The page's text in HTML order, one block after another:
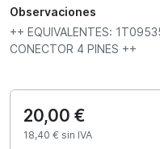
Observaciones
++ EQUIVALENTES:
CONECTOR 4 PINES ++
20,00 €
18,40 € sin IVA